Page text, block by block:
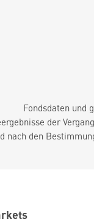
Fondsdaten und
der
nach den